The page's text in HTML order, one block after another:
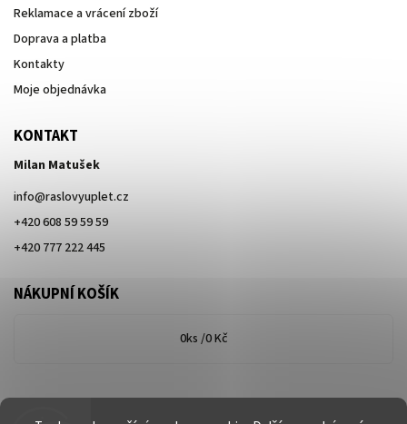
Reklamace a vrácení zboží
Doprava a platba
Kontakty
Moje objednávka
KONTAKT
Milan Matušek
info@raslovyuplet.cz
+420 608 59 59 59
+420 777 222 445
NÁKUPNÍ KOŠÍK
0ks /0 Kč